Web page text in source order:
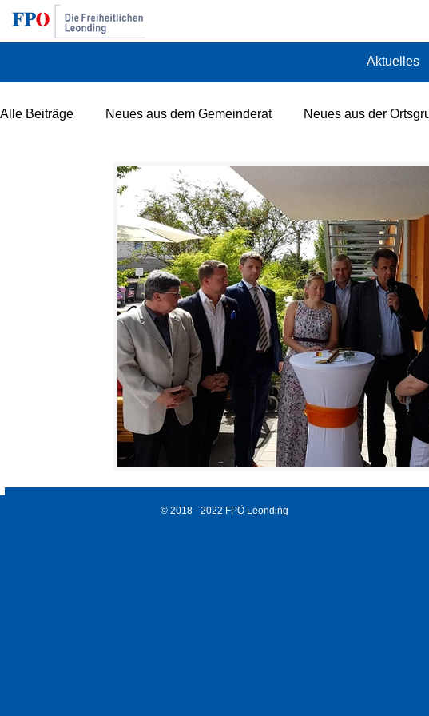
Aktuelles
Alle Beiträge Neues aus dem Gemeinderat Neues aus der
Erweiterte Landesparteileitung Neues zum Thema Gesundheit
KuK Regierung (Kurz und Kogler) Seniorenring Neues von
© 2018 - 2022 FPÖ Leonding